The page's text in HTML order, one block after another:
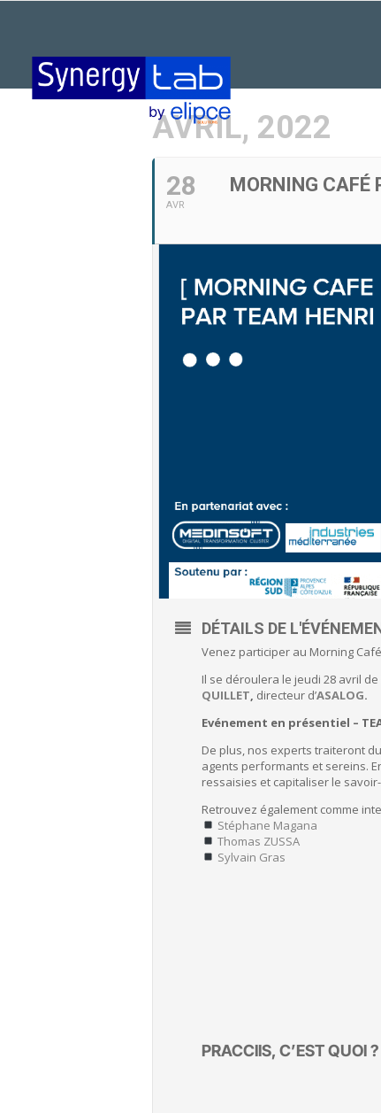
AVRIL, 2022
28
AVR
MORNING CAFÉ
DÉTAILS DE
Venez participer au Morning
Il se déroulera le jeudi 28 avril de
QUILLET, directeur d’ASALOG.
Evénement en présentiel –
De plus, nos experts traiteront
agents performants et sereins.
ressaisies et capitaliser le
Retrouvez également comme
Stéphane Magana
Thomas ZUSSA
Sylvain Gras
PRACCIIS, C’EST QUOI ?